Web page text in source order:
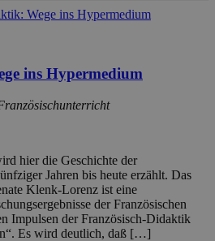
ins Hypermedium
hier die Geschichte der
Jahren bis heute erzählt. Das
Klenk-Lorenz ist eine
der Französischen
Impulsen der Französisch-Didaktik
Es wird deutlich, daß […]